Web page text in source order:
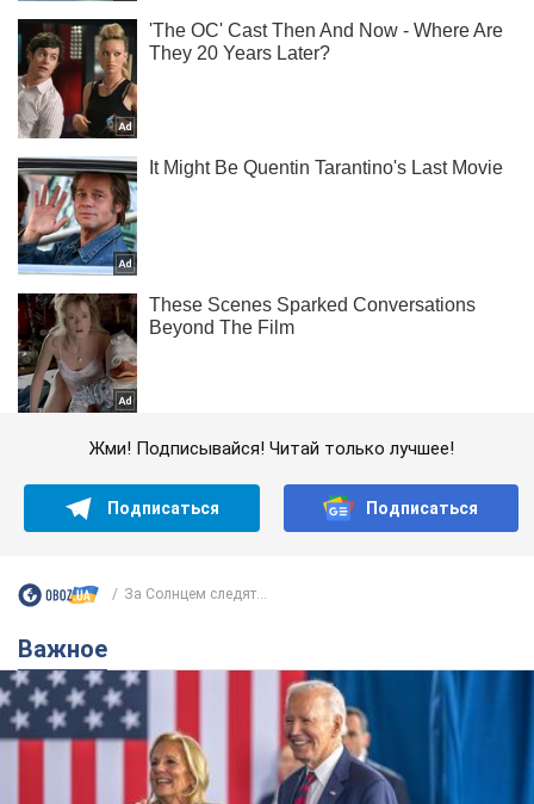
Жми! Подписывайся! Читай только лучшее!
Подписаться Подписаться
За Солнцем следят...
Важное